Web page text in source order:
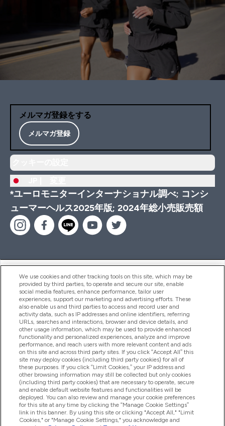
メルマガ登録をする
メルマガ登録
*ユーロモニターインターナショナル調べ; コンシ
ューマーヘルス2025年版; 2024年総小売販売額
ヘルプ＆ガイド
商品について
会社概要
特典＆ポイント
2026 The Hut.com Ltd
We use cookies and other tracking tools on this site, which may be
provided by third parties, to operate and secure our site, enable
social media features, enhance performance, tailor user
experiences, support our marketing and advertising efforts. These
also enable us and third parties to access and record user and
activity data, such as IP addresses and online identifiers, referring
URLs, searches and interactions, browser and device details, and
other usage information, which may be used to provide enhanced
functionality and personalized experiences, analyze and improve
performance, and reach users with more relevant content and ads
on this site and across third party sites. If you click “Accept All” this
site may deploy cookies (including third party cookies) for all of
these purposes. If you click “Limit Cookies,” your IP address and
other browsing information may still be collected but only cookies
(including third party cookies) that are necessary to operate, secure
and enable default website features and functionalities will be
deployed. You can also review and manage your cookie preferences
for this site at any time by clicking the “Manage Cookie Settings”
link in this banner. By using this site or clicking "Accept All," "Limit
Cookies," or "Manage Cookie Settings," you acknowledge and